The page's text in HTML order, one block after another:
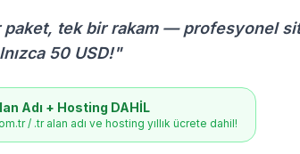
paket, tek bir rakam — profesyonel
50 USD!"
Adı + Hosting DAHİL
/ .tr alan adı ve hosting yıllık ücrete dahil!